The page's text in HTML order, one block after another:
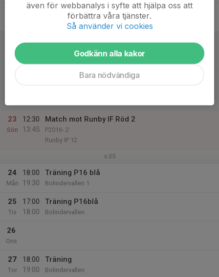
Lör
11:30
Match mot Spånga IS FK 6
Match mot Djurgårdens IF FF 7 Blå
23
Sön
12:30
13:45
Match mot Runby IF Röd 2
P2016- 2
Runby IP 12
v.35
24
Mån
18:00
19:30
Träning P16 blå
Bolindervallen 1
25
Tis
17:00
18:00
Träning P16blå
Bolindervallen
26
Ons
27
Tor
18:00
19:00
Träning
Bolindervallen
även för webbanalys i syfte att hjälpa oss att
förbättra våra tjänster.
Så använder vi cookies
Godkänn alla kakor
Bara nödvändiga